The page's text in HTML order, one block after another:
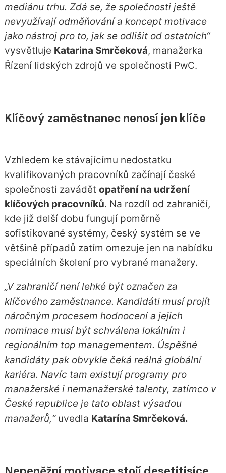
mediánu trhu. Zdá se, že společnosti ještě
nevyužívají odměňování a koncept motivace
jako nástroj pro to, jak se odlišit od ostatních“
vysvětluje Katarina Smrčeková, manažerka
Řízení lidských zdrojů ve společnosti PwC.
Klíčový zaměstnanec nenosí jen klíče
Vzhledem ke stávajícímu nedostatku
kvalifikovaných pracovníků začínají české
společnosti zavádět opatření na udržení
klíčových pracovníků. Na rozdíl od zahraničí,
kde již delší dobu fungují poměrně
sofistikované systémy, český systém se ve
většině případů zatím omezuje jen na nabídku
speciálních školení pro vybrané manažery.
„V zahraničí není lehké být označen za
klíčového zaměstnance. Kandidáti musí projít
náročným procesem hodnocení a jejich
nominace musí být schválena lokálním i
regionálním top managementem. Úspěšné
kandidáty pak obvykle čeká reálná globální
kariéra. Navíc tam existují programy pro
manažerské i nemanažerské talenty, zatímco v
České republice je tato oblast výsadou
manažerů,“uvedla Katarína Smrčeková.